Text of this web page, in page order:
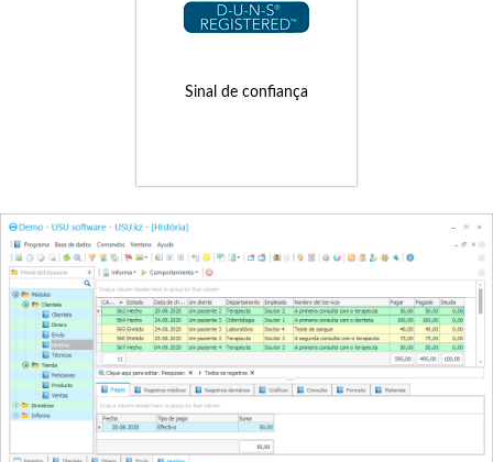
Sinal de confiança